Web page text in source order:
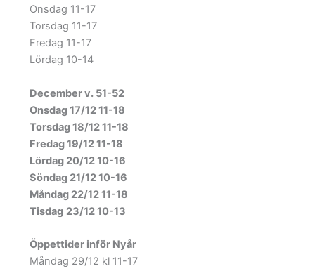
Onsdag 11-17
Torsdag 11-17
Fredag 11-17
Lördag 10-14
December v. 51-52
Onsdag 17/12 11-18
Torsdag 18/12 11-18
Fredag 19/12 11-18
Lördag 20/12 10-16
Söndag 21/12 10-16
Måndag 22/12 11-18
Tisdag 23/12 10-13
Öppettider inför Nyår
Måndag 29/12 kl 11-17